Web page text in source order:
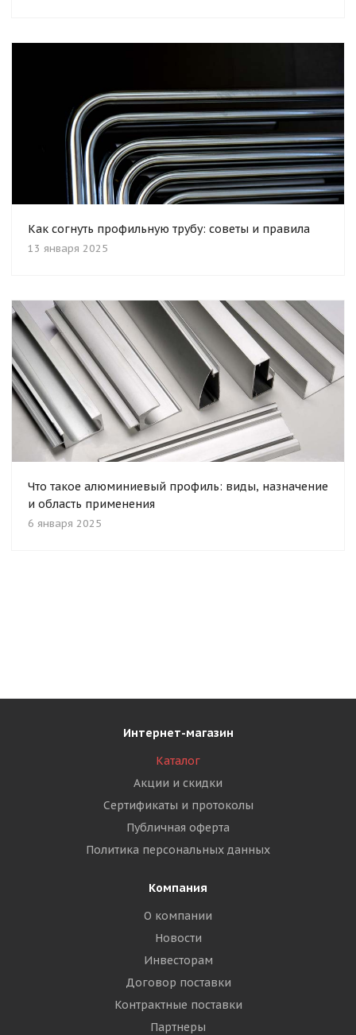
Как согнуть профильную трубу: советы и правила
13 января 2025
Что такое алюминиевый профиль: виды, назначение
и область применения
6 января 2025
Интернет-магазин
Каталог
Акции и скидки
Сертификаты и протоколы
Публичная оферта
Политика персональных данных
Компания
О компании
Новости
Инвесторам
Договор поставки
Контрактные поставки
Партнеры